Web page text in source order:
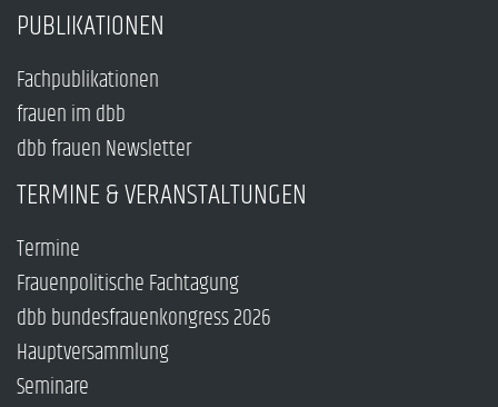
PUBLIKATIONEN
Fachpublikationen
frauen im dbb
dbb frauen Newsletter
TERMINE & VERANSTALTUNGEN
Termine
Frauenpolitische Fachtagung
dbb bundesfrauenkongress 2026
Hauptversammlung
Seminare